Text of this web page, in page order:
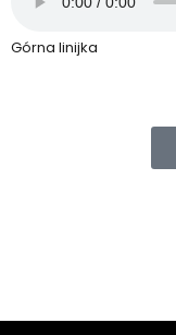
Górna linijka